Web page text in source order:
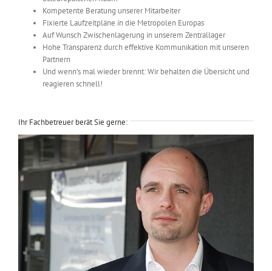
Kompetente Beratung unserer Mitarbeiter
Fixierte Laufzeitpläne in die Metropolen Europas
Auf Wunsch Zwischenlagerung in unserem Zentrallager
Hohe Transparenz durch effektive Kommunikation mit unseren
Partnern
Und wenn’s mal wieder brennt: Wir behalten die Übersicht und
reagieren schnell!
Ihr Fachbetreuer berät Sie gerne: